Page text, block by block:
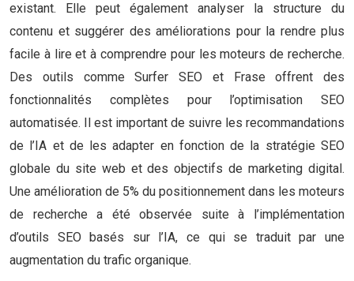
existant. Elle peut également analyser la structure du
contenu et suggérer des améliorations pour la rendre plus
facile à lire et à comprendre pour les moteurs de recherche.
Des outils comme Surfer SEO et Frase offrent des
fonctionnalités complètes pour l’optimisation SEO
automatisée. Il est important de suivre les recommandations
de l’IA et de les adapter en fonction de la stratégie SEO
globale du site web et des objectifs de marketing digital.
Une amélioration de 5% du positionnement dans les moteurs
de recherche a été observée suite à l’implémentation
d’outils SEO basés sur l’IA, ce qui se traduit par une
augmentation du trafic organique.